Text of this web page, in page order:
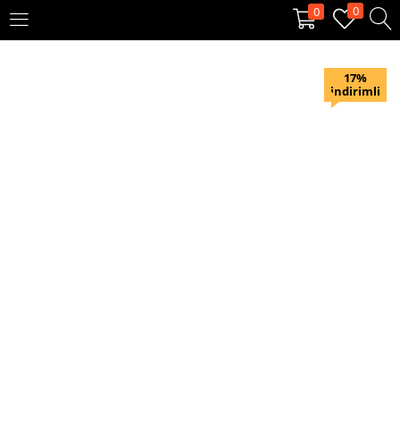
0 0
KAYIT OL
17%
indirimli